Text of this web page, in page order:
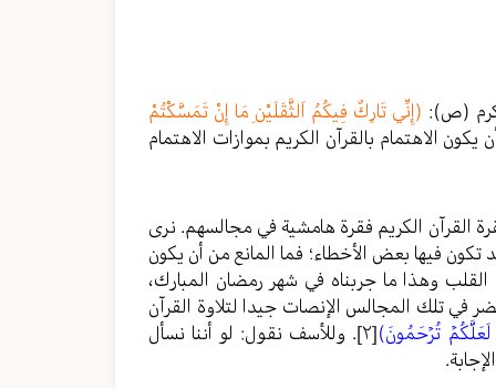
(ص): (إِنِّي تَارِكٌ فِيكُمُ اَلثَّقَلَيْنِ مَا إِنْ تَمَسَّكْتُمْ
يكون الاهتمام بالقرآن الكريم بموازات الاهتمام
القرآن الكريم فقرة هامشية في مجالسهم. نرى
فيها بعض الأخطاء؛ فما المانع من أن يكون
وهذا ما جربناه في شهر رمضان المبارك،
في تلك المجالس الإنصات جيدا لتلاوة القرآن
لَعَلَّكُمۡ تُرۡحَمُونَ)[٢]
. وللأسف نقول: لو أننا نسأل